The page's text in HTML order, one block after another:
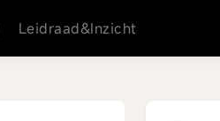
Leidraad&Inzicht